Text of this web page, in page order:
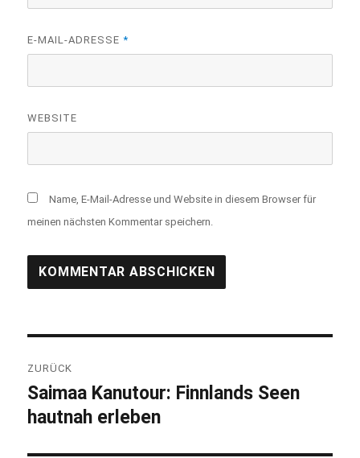
E-MAIL-ADRESSE*
WEBSITE
Name, E-Mail-Adresse und Website in diesem Browser für
meinen nächsten Kommentar speichern.
ZURÜCK
Vorheriger
Beitrag:
Saimaa Kanutour: Finnlands Seen
hautnah erleben